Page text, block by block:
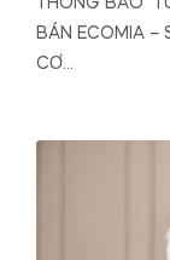
THÔNG BÁO
BÁN ECOMIA –
CƠ…